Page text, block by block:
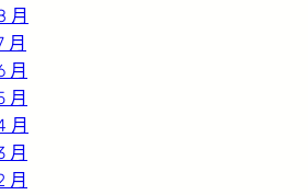
月
月
月
月
月
月
月